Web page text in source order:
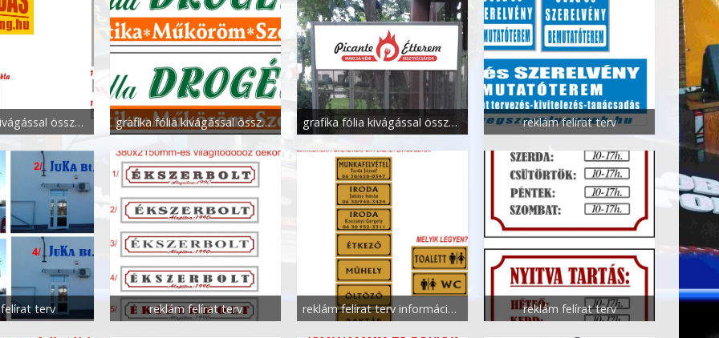
grafika fólia kivágással összeállítással grafika fólia kivágással összeállítással grafika fólia kivágással összeállítással reklám felírat terv
terv reklám felírat terv reklám felírat terv információs kistáblák reklám felírat terv